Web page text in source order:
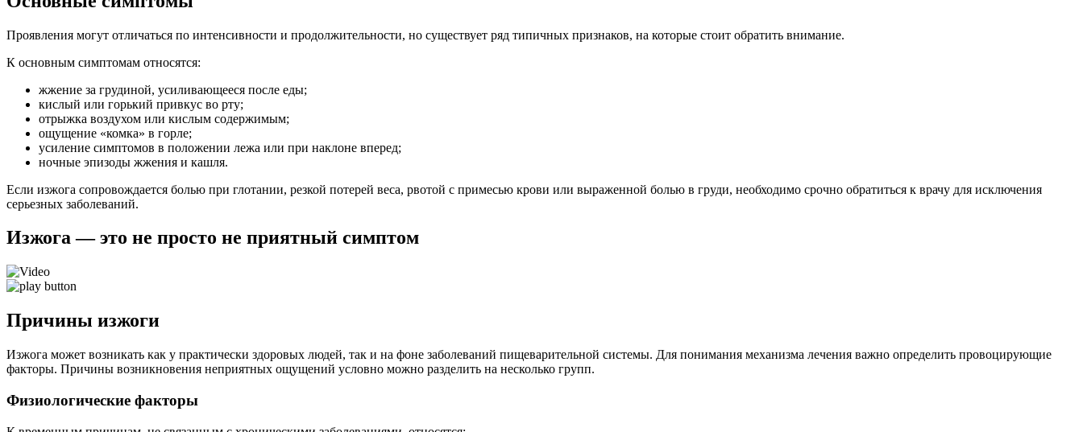
Проявления могут отличаться по интенсивности и продолжительности, но существует ряд типичных признаков, на которые стоит обратить внимание.
К основным симптомам относятся:
жжение за грудиной, усиливающееся после еды;
кислый или горький привкус во рту;
отрыжка воздухом или кислым содержимым;
ощущение «комка» в горле;
усиление симптомов в положении лежа или при наклоне вперед;
ночные эпизоды жжения и кашля.
Если изжога сопровождается болью при глотании, резкой потерей веса, рвотой с примесью крови или выраженной болью в груди, необходимо срочно обратиться к врачу для исключения
серьезных заболеваний.
Изжога — это не просто не приятный симптом
Причины изжоги
Изжога может возникать как у практически здоровых людей, так и на фоне заболеваний пищеварительной системы. Для понимания механизма лечения важно определить провоцирующие
факторы. Причины возникновения неприятных ощущений условно можно разделить на несколько групп.
Физиологические факторы